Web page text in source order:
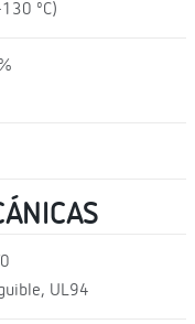
ºC)
UL94